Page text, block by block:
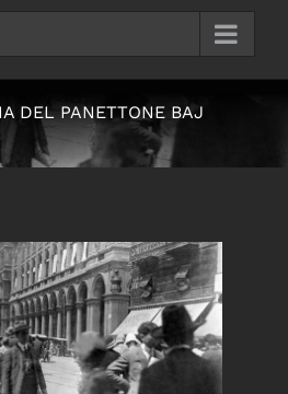
DEL PANETTONE BAJ